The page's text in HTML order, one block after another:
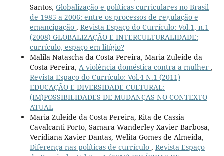
Santos, Globalização e políticas curriculares no Brasil
de 1985 a 2006: entre os processos de regulação e
emancipação , Revista Espaço do Currículo: Vol.1, n.1
(2008) GLOBALIZAÇÃO E INTERCULTURALIDADE:
currículo, espaço em litígio?
Malila Natascha da Costa Pereira, Maria Zuleide da
Costa Pereira, A violência doméstica contra a mulher ,
Revista Espaço do Currículo: Vol.4 N.1 (2011)
EDUCAÇÃO E DIVERSIDADE CULTURAL:
(IM)POSSIBILIDADES DE MUDANÇAS NO CONTEXTO
ATUAL
Maria Zuleide da Costa Pereira, Rita de Cassia
Cavalcanti Porto, Samara Wanderley Xavier Barbosa,
Veridiana Xavier Dantas, Welita Gomes de Almeida,
Diferença nas políticas de currículo , Revista Espaço